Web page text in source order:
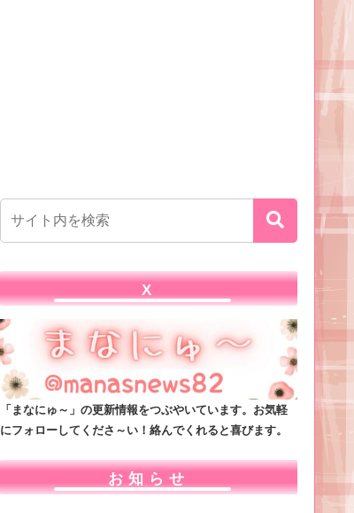
X
「まなにゅ～」の更新情報をつぶやいています。お気軽
にフォローしてくださ～い！絡んでくれると喜びます。
お知らせ